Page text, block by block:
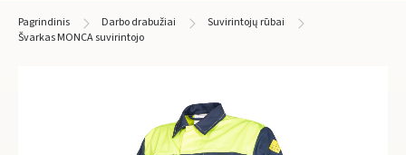
Pagrindinis Darbo drabužiai
Suvirintojų rūbai
Švarkas MONCA suvirintojo